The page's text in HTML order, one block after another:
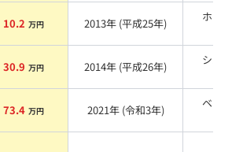
10.2 万円 2013年 (平成25年)
ホワ
30.9 万円 2014年 (平成26年)
シル
73.4 万円 2021年 (令和3年)
ベー